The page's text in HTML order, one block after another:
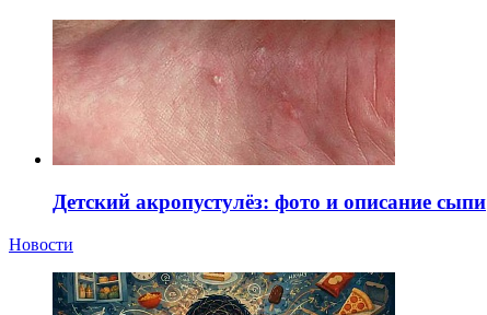
Детский акропустулёз: фото и описание сыпи
Новости